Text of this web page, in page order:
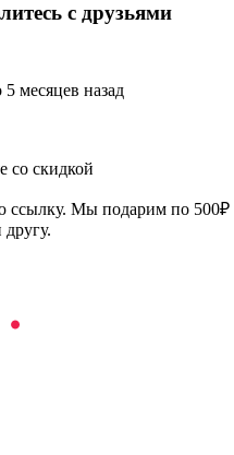
с друзьями
месяцев назад
со скидкой
ссылку. Мы подарим по 500₽